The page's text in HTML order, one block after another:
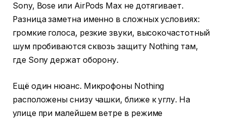
Sony, Bose или AirPods Max не дотягивает.
Разница заметна именно в сложных условиях:
громкие голоса, резкие звуки, высокочастотный
шум пробиваются сквозь защиту Nothing там,
где Sony держат оборону.
Ещё один нюанс. Микрофоны Nothing
расположены снизу чашки, ближе к углу. На
улице при малейшем ветре в режиме